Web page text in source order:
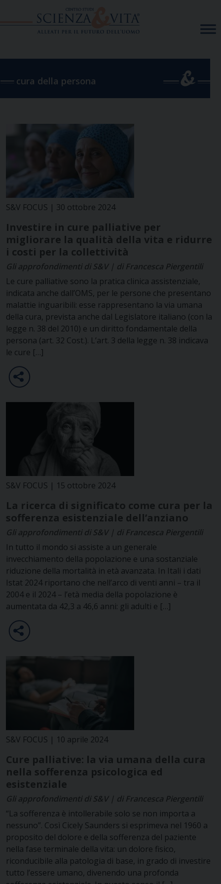
cura della persona
S&V FOCUS | 30 ottobre 2024
Investire in cure palliative per
migliorare la qualità della vita e ridurre
i costi per la collettività
Gli approfondimenti di S&V | di Francesca Piergentili
Le cure palliative sono la pratica clinica assistenziale,
indicata anche dall’OMS, per le persone che presentano
malattie inguaribili: esse rappresentano la via umana
della cura, prevista anche dal Legislatore italiano (con la
legge n. 38 del 2010) e un diritto fondamentale della
persona (art. 32 Cost.). L’art. 3 della legge n. 38 indicava
le cure […]
S&V FOCUS | 15 ottobre 2024
La ricerca di significato come cura per la
sofferenza esistenziale dell’anziano
Gli approfondimenti di S&V | di Francesca Piergentili
In tutto il mondo si assiste a un generale
invecchiamento della popolazione e una sostanziale
riduzione della mortalità in età avanzata. In Itali i dati
Istat 2024 riportano che nell’arco di venti anni – tra il
2004 e il 2024 – l’età media della popolazione è
aumentata da 42,3 a 46,6 anni: gli adulti e […]
S&V FOCUS | 10 aprile 2024
Cure palliative: la via umana della cura
nella sofferenza psicologica ed
esistenziale
Gli approfondimenti di S&V | di Francesca Piergentili
“La sofferenza è intollerabile solo se non importa a
nessuno”. Così Cicely Saunders si esprimeva nel 1960 a
proposito del dolore e della sofferenza del paziente
nella fase terminale della vita: un dolore fisico,
riconducibile alla patologia di base, in grado di investire
tutto l’essere umano, divenendo una profonda